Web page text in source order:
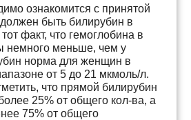
ознакомится с принятой
быть билирубин в
факт, что гемоглобина в
немного меньше, чем у
норма для женщин в
от 5 до 21 мкмоль/л.
что прямой билирубин
25% от общего кол-ва, а
75% от общего